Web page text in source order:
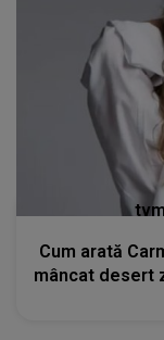
Cum arată
mâncat desert